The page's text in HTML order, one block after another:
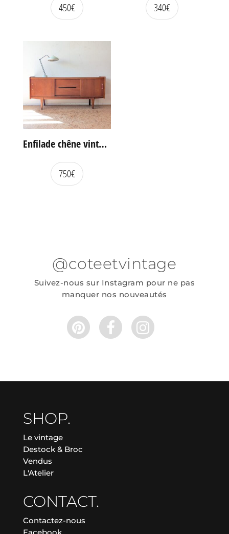
450€ 340€
Enfilade chêne vintage portes coulissantes
750€
@coteetvintage
Suivez-nous sur Instagram pour ne pas
manquer nos nouveautés
SHOP.
Le vintage
Destock & Broc
Vendus
L'Atelier
CONTACT.
Contactez-nous